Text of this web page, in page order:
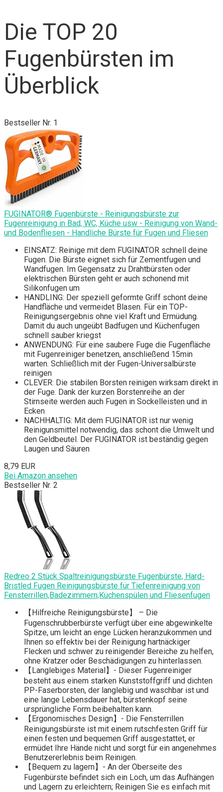
Die TOP 20
Fugenbürsten im
Überblick
Bestseller Nr. 1
FUGINATOR® Fugenbürste - Reinigungsbürste zur
Fugenreinigung in Bad, WC, Küche usw - Reinigung von Wand-
und Bodenfliesen - Handliche Bürste für Fugen und Fliesen
EINSATZ: Reinige mit dem FUGINATOR schnell deine
Fugen. Die Bürste eignet sich für Zementfugen und
Wandfugen. Im Gegensatz zu Drahtbürsten oder
elektrischen Bürsten geht er auch schonend mit
Silikonfugen um
HANDLING: Der speziell geformte Griff schont deine
Handfläche und vermeidet Blasen. Für ein TOP-
Reinigungsergebnis ohne viel Kraft und Ermüdung.
Damit du auch ungeübt Badfugen und Küchenfugen
schnell sauber kriegst
ANWENDUNG: Für eine saubere Fuge die Fugenfläche
mit Fugenreiniger benetzen, anschließend 15min
warten. Schließlich mit der Fugen-Universalbürste
reinigen
CLEVER: Die stabilen Borsten reinigen wirksam direkt in
der Fuge. Dank der kurzen Borstenreihe an der
Stirnseite werden auch Fugen in Sockelleisten und in
Ecken
NACHHALTIG: Mit dem FUGINATOR ist nur wenig
Reinigunsmittel notwendig, das schont die Umwelt und
den Geldbeutel. Der FUGINATOR ist beständig gegen
Laugen und Säuren
8,79 EUR
Bei Amazon ansehen
Bestseller Nr. 2
Redreo 2 Stück Spaltreinigungsbürste Fugenbürste, Hard-
Bristled Fugen Reinigungsbürste für Tiefenreinigung von
Fensterrillen,Badezimmern,Küchenspülen und Fliesenfugen
【Hilfreiche Reinigungsbürste】 – Die
Fugenschrubberbürste verfügt über eine abgewinkelte
Spitze, um leicht an enge Lücken heranzukommen und
Ihnen so effektiv bei der Reinigung hartnäckiger
Flecken und schwer zu reinigender Bereiche zu helfen,
ohne Kratzer oder Beschädigungen zu hinterlassen.
【Langlebiges Material】- Dieser Fugenreiniger
besteht aus einem starken Kunststoffgriff und dichten
PP-Faserborsten, der langlebig und waschbar ist und
eine lange Lebensdauer hat, bürstenkopf seine
ursprüngliche Form beibehalten kann.
【Ergonomisches Design】- Die Fensterrillen
Reinigungsbürste ist mit einem rutschfesten Griff für
einen festen und bequemen Griff ausgestattet, er
ermüdet Ihre Hände nicht und sorgt für ein angenehmes
Benutzererlebnis beim Reinigen.
【Bequem zu lagern】- An der Oberseite des
Fugenbürste befindet sich ein Loch, um das Aufhängen
und Lagern zu erleichtern; Reinigen Sie es einfach mit